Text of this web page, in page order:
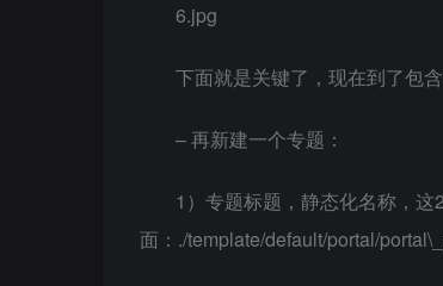
6.jpg
下面就是关键了，现在到了包含
– 再新建一个专题：
1）专题标题，静态化名称，
面：./template/default/portal/